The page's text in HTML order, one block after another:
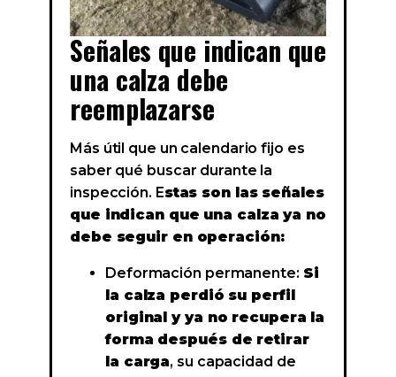
Señales que indican que
una calza debe
reemplazarse
Más útil que un calendario fijo es
saber qué buscar durante la
inspección. Estas son las señales
que indican que una calza ya no
debe seguir en operación:
Deformación permanente: Si
la calza perdió su perfil
original y ya no recupera la
forma después de retirar
la carga, su capacidad de